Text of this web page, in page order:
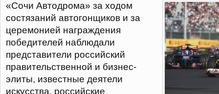
«Сочи Автодрома» за ходом
состязаний автогонщиков и за
церемонией награждения
победителей наблюдали
представители российский
правительственной и бизнес-
элиты, известные деятели
искусства, российские